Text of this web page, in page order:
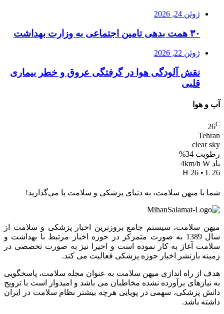
ژوئن 24, 2026
۳۰ همت بدهی تامین اجتماعی به وزارت بهداشت
ژوئن 22, 2026
نقش آلودگی هوا در گرفتگی عروق و خطر بیماری
قلبی
آب و هوا
26C
Tehran
clear sky
رطوبت 34%
باد 4km/h W
H 26 • L 26
شما با میهن سلامت، به دنیای پزشکی و سلامت پا می‌گذارید!
میهن سلامت، سیستم جامع بروزترین اخبار پزشکی و سلامت از
سال 1389 به صورت متمرکز در حوزه اخبار مرتبط با بهداشت و
سلامت آغاز به کار نموده است و اخیرا نیز به صورت تخصصی در
زمینه بازنشر اخبار حوزه پزشکی فعالیت می کند.
هدف از راه اندازی میهن سلامت به عنوان مجله سلامت، پاسخگویی
به نیازهای برآورده نشده مخاطبان می باشد و امیدوار است با ترویج
دانش پزشکی، سهمی در پویایی هرچه بیشتر نظام سلامت در ایران
داشته باشد.